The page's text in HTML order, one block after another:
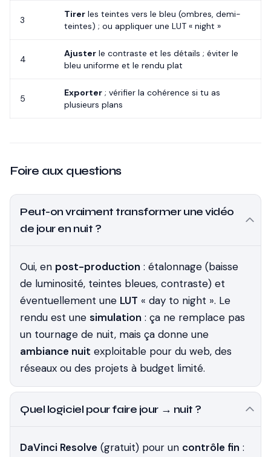
3
Tirer les teintes vers le bleu (ombres, demi-
teintes) ; ou appliquer une LUT « night »
4
Ajuster le contraste et les détails ; éviter le
bleu uniforme et le rendu plat
5
Exporter ; vérifier la cohérence si tu as
plusieurs plans
Foire aux questions
Peut-on vraiment transformer une vidéo
de jour en nuit ?
Oui, en post-production : étalonnage (baisse
de luminosité, teintes bleues, contraste) et
éventuellement une LUT « day to night ». Le
rendu est une simulation : ça ne remplace pas
un tournage de nuit, mais ça donne une
ambiance nuit exploitable pour du web, des
réseaux ou des projets à budget limité.
Quel logiciel pour faire jour → nuit ?
DaVinci Resolve (gratuit) pour un contrôle fin :